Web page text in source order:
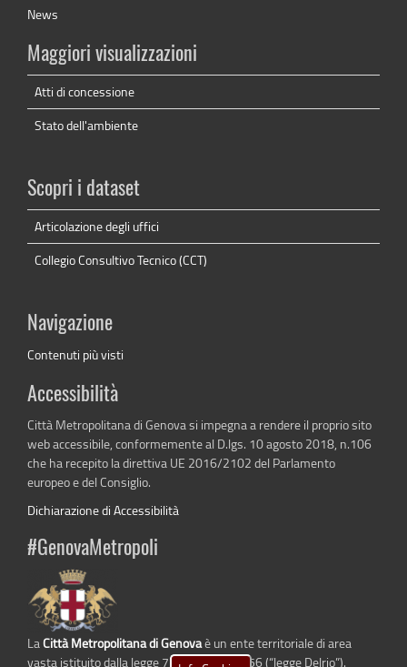
News
Maggiori visualizzazioni
Atti di concessione
Stato dell'ambiente
Scopri i dataset
Articolazione degli uffici
Collegio Consultivo Tecnico (CCT)
Navigazione
Contenuti più visti
Accessibilità
Città Metropolitana di Genova si impegna a rendere il proprio sito
web accessibile, conformemente al D.lgs. 10 agosto 2018, n.106
che ha recepito la direttiva UE 2016/2102 del Parlamento
europeo e del Consiglio.
Dichiarazione di Accessibilità
#GenovaMetropoli
LaCittà Metropolitana di Genovaè un ente territoriale di area
vasta istituito dalla legge 7 aprile 2014 n. 56 (“legge Delrio”).